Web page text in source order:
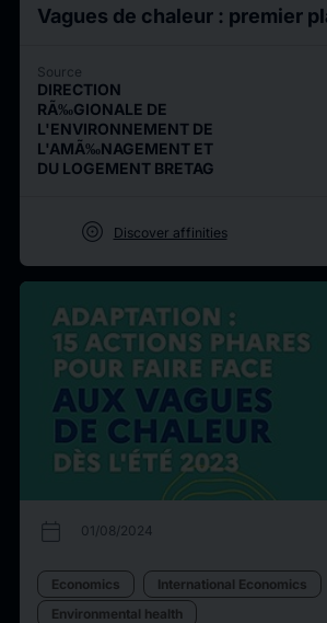
Vagues de chaleur : premier
Source
DIRECTION
RÃ‰GIONALE DE
L'ENVIRONNEMENT DE
L'AMÃ‰NAGEMENT ET
DU LOGEMENT BRETAG
target Discover affinities
calendar_today 01/08/2024
Economics
International Economics
Environmental health